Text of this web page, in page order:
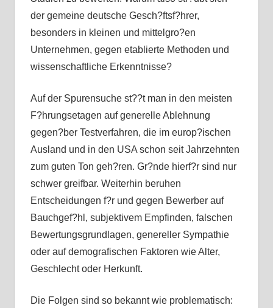
der gemeine deutsche Gesch?ftsf?hrer,
besonders in kleinen und mittelgro?en
Unternehmen, gegen etablierte Methoden und
wissenschaftliche Erkenntnisse?
Auf der Spurensuche st??t man in den meisten
F?hrungsetagen auf generelle Ablehnung
gegen?ber Testverfahren, die im europ?ischen
Ausland und in den USA schon seit Jahrzehnten
zum guten Ton geh?ren. Gr?nde hierf?r sind nur
schwer greifbar. Weiterhin beruhen
Entscheidungen f?r und gegen Bewerber auf
Bauchgef?hl, subjektivem Empfinden, falschen
Bewertungsgrundlagen, genereller Sympathie
oder auf demografischen Faktoren wie Alter,
Geschlecht oder Herkunft.
Die Folgen sind so bekannt wie problematisch: